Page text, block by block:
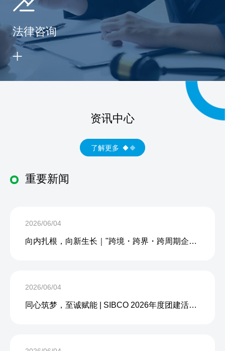
法律咨询
资讯中心
了解更多
重要新闻
2026/06/04
向内扎根，向新生长｜"跨境・跨界・跨周期企业内生力沙龙"成功举办
2026/06/04
同心筑梦，至诚赋能 | SIBCO 2026年度团建活动圆满收官